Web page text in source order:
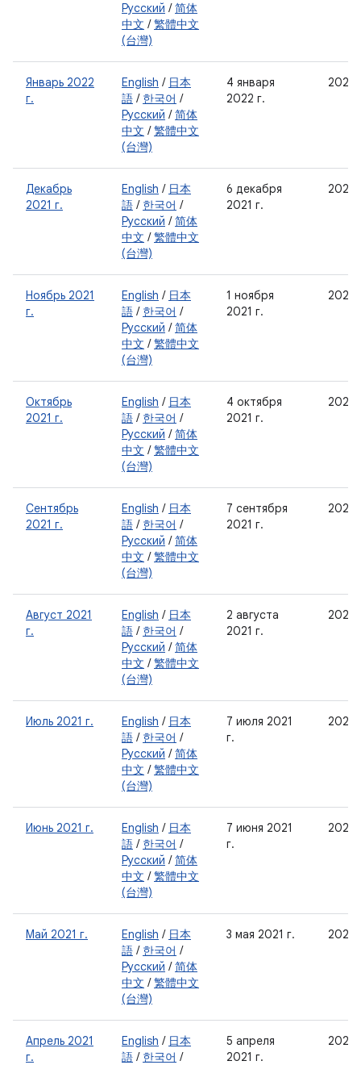
Русский /简体
中文 /繁體中文
(台灣)
Январь 2022
г.
English / 日本
語 / 한국어 /
Русский /简体
中文 /繁體中文
(台灣)
4 января
2022 г.
Декабрь
2021 г.
English / 日本
語 / 한국어 /
Русский /简体
中文 /繁體中文
(台灣)
6 декабря
2021 г.
Ноябрь 2021
г.
English / 日本
語 / 한국어 /
Русский /简体
中文 /繁體中文
(台灣)
1 ноября
2021 г.
Октябрь
2021 г.
English / 日本
語 / 한국어 /
Русский /简体
中文 /繁體中文
(台灣)
4 октября
2021 г.
Сентябрь
2021 г.
English / 日本
語 / 한국어 /
Русский /简体
中文 /繁體中文
(台灣)
7 сентября
2021 г.
Август 2021
г.
English / 日本
語 / 한국어 /
Русский /简体
中文 /繁體中文
(台灣)
2 августа
2021 г.
Июль 2021 г. English / 日本
語 / 한국어 /
Русский /简体
中文 /繁體中文
(台灣)
7 июля 2021
г.
Июнь 2021 г. English / 日本
語 / 한국어 /
Русский /简体
中文 /繁體中文
(台灣)
7 июня 2021
г.
Май 2021 г. English / 日本
語 / 한국어 /
Русский /简体
中文 /繁體中文
(台灣)
3 мая 2021 г.
Апрель 2021
г.
English / 日本
語 / 한국어 /
5 апреля
2021 г.